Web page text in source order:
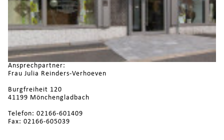
Ansprechpartner:
Frau Julia Reinders-Verhoeven
Burgfreiheit 120
41199 Mönchengladbach
Telefon: 02166-601409
Fax: 02166-605039